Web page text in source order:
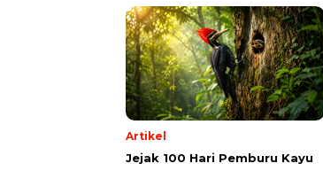
Artikel
Jejak 100 Hari Pemburu Kayu